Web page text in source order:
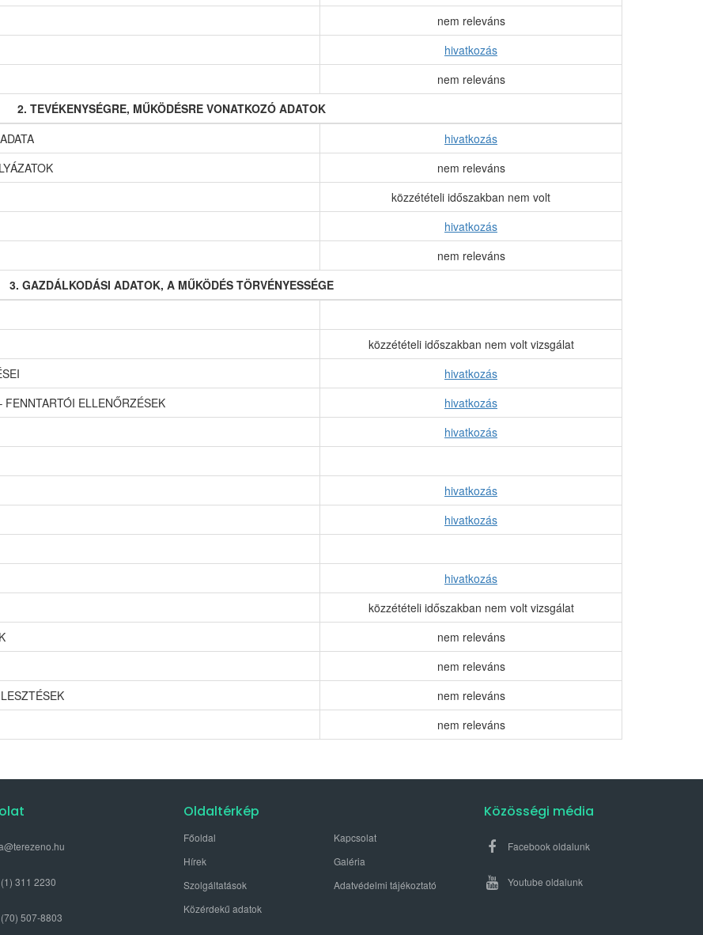
nem releváns
hivatkozás
nem releváns
2. TEVÉKENYSÉGRE, MŰKÖDÉSRE VONATKOZÓ ADATOK
hivatkozás
nem releváns
közzétételi időszakban nem volt
hivatkozás
nem releváns
3. GAZDÁLKODÁSI ADATOK, A MŰKÖDÉS TÖRVÉNYESSÉGE
közzétételi időszakban nem volt vizsgálat
hivatkozás
ELLENŐRZÉSEK
hivatkozás
hivatkozás
hivatkozás
hivatkozás
hivatkozás
közzétételi időszakban nem volt vizsgálat
nem releváns
nem releváns
nem releváns
nem releváns
311 2230
507-8803
Oldaltérkép
Főoldal
Hírek
Szolgáltatások
Közérdekű adatok
Kapcsolat
Galéria
Adatvédelmi tájékoztató
Közösségi média
Facebook oldalunk
Youtube oldalunk